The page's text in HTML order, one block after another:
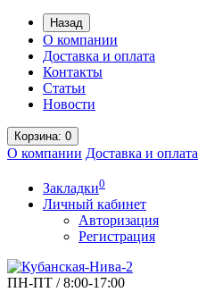
Назад
О компании
Доставка и оплата
Контакты
Статьи
Новости
Корзина: 0
О компании Доставка и оплата
Закладки0
Личный кабинет
Авторизация
Регистрация
ПН-ПТ / 8:00-17:00